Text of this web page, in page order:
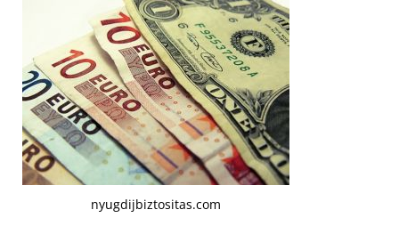
nyugdijbiztositas.com